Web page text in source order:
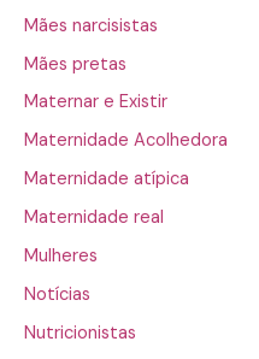
Mães narcisistas
Mães pretas
Maternar e Existir
Maternidade Acolhedora
Maternidade atípica
Maternidade real
Mulheres
Notícias
Nutricionistas